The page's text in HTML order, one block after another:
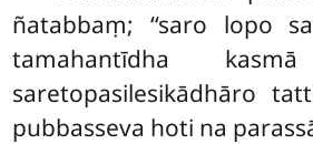
ñatabbaṃ; ‘‘saro lopo
tamahantīdha
saretopasilesikādhāro
pubbasseva hoti na